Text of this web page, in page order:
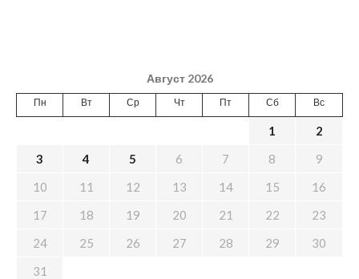
Август 2026
Пн Вт Ср Чт Пт Сб Вс
1
2
3
4 5 6 7 8
9
10
11 12 13 14 15
16
17
18 19 20 21 22
23
24
25 26 27 28 29
30
31